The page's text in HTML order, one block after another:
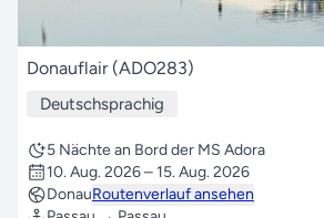
Donauflair (ADO283)
Deutschsprachig
5 Nächte an Bord der MS Adora
10. Aug. 2026 – 15. Aug. 2026
DonauRoutenverlauf ansehen